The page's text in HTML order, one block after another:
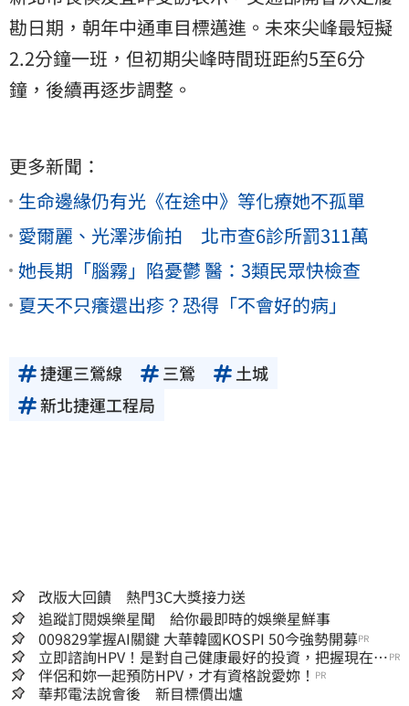
勘日期，朝年中通車目標邁進。未來尖峰最短擬
2.2分鐘一班，但初期尖峰時間班距約5至6分
鐘，後續再逐步調整。
更多新聞：
生命邊緣仍有光《在途中》等化療她不孤單
愛爾麗、光澤涉偷拍 北市查6診所罰311萬
她長期「腦霧」陷憂鬱 醫：3類民眾快檢查
夏天不只癢還出疹？恐得「不會好的病」
捷運三鶯線 三鶯
土城
新北捷運工程局
改版大回饋 熱門3C大獎接力送
追蹤訂閱娛樂星聞 給你最即時的娛樂星鮮事
009829掌握AI關鍵 大華韓國KOSPI 50今強勢開募PR
立即諮詢HPV！是對自己健康最好的投資，把握現在不
嫌晚！
PR
伴侶和妳一起預防HPV，才有資格說愛妳！ PR
華邦電法說會後 新目標價出爐